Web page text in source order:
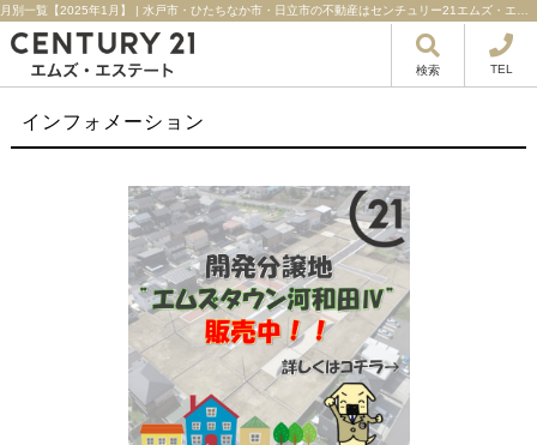
検索 TEL
インフォメーション